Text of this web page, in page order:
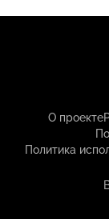
О проекте
Политика